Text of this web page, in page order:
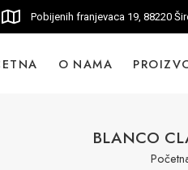
Pobijenih franjevaca 19, 88220
O NAMA
BLANCO